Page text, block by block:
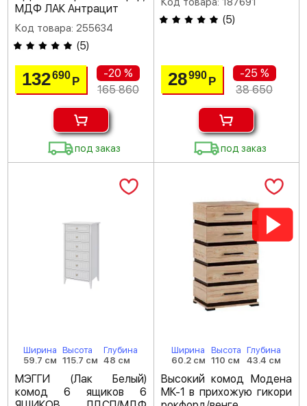
МДФ ЛАК Антрацит
Код товара: 255634
(5)
132690Р
-20 %
165 860
под заказ
(5)
28990 Р
-25 %
38 650
под заказ
Ширина
59.7 см
Высота
115.7 см
Глубина
48 см
МЭГГИ (Лак Белый)
комод 6 ящиков 6
Ширина
60.2 см
Высота
110 см
Глубина
43.4 см
Высокий комод Модена
МК-1 в прихожую гикори